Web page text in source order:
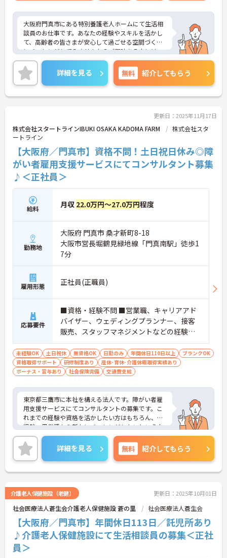
大阪府門真市にある特別養護老人ホームにて生活相
談員のお仕事です。あなたの経験やスキルを活かし
て、高齢者の皆さまが安心して過ごせる空間づくり
にチャレンジしてみませんか？ご興味ある方には、
面接対策ポイントなど、さらに詳細をお話しいたし
ますのでお気軽にご相談ください。
詳細を見る 無料 紹介してもらう
更新日：2025年11月17日
株式会社スタートラインIBUKI OSAKA KADOMA FARM
株式会社スタ
ートライン
【大阪府／門真市】資格不問！土日祝日休み◎障
がい者雇用支援サービスにてコンサルタント募集
♪＜正社員＞
給料 月収 22.0万円～27.0万円程度
勤務地
大阪府 門真市 桑才新町8-18
大阪市営長堀鶴見緑地線「門真南駅」徒歩1
7分
雇用形態 正社員(正職員)
応募要件
■資格・経験不問 ■営業職、キャリアアド
バイザー、ウェディングプランナー、接客
販売、スタッフマネジメントなどの経験の
ある方／障がい者支援経験をお持ちの方
（社会福祉士、ケアマネジャー、精神保健
福祉士など）歓迎します！
未経験OK 土日祝休 無資格OK 日勤のみ 年間休日110日以上
ブランクOK
資格取得サポート
研修制度あり
産休･育休･介護休暇取得実績あり
ボーナス・賞与あり
社会保険完備 交通費支給
東京都三鷹市に本社を構える法人です。障がい者雇
用支援サービスにてコンサルタントの募集です。こ
れまでの経験や資格を活かしたい方はもちろん、未
経験・異業種から新たにチャレンジしたいという方
も大歓迎！
社員研修や資格取得支援がございますので、働きな
がらスキルアップを目指すことができます。また、
土日祝日休みで、年間休日は120日♪プライベート
の時間も充実させることができます。
に詳細をご案内しますのでお気軽にご相談くださ
い！
詳細を見る 無料 紹介してもらう
介護老人保健施設（老健） 更新日：2025年10月01日
社会医療法人蒼生会介護老人保健施設 蒼の里 社会医療法人蒼生会
【大阪府／門真市】年間休日113日／託児所あり
♪介護老人保健施設にて生活相談員の募集＜正社
員＞